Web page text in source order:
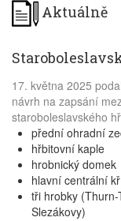
Aktuálně
17. května 2025
návrh na zapsání
staroboleslavského
přední ohradní
hřbitovní kaple
hrobnický domek
hlavní centrální
tři hrobky
Slezákovy)